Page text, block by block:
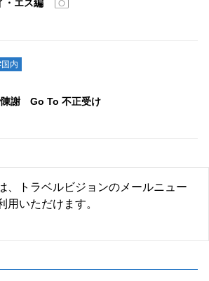
・エス編
内
陳謝 Go To 不正受け
、トラベルビジョンのメールニュー
用いただけます。